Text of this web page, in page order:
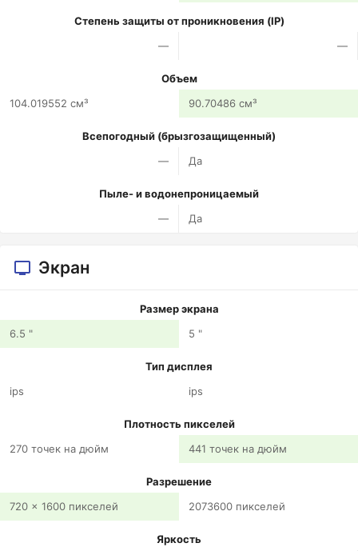
Степень защиты от проникновения (IP)
—
—
Объем
104.019552 см³
90.70486 см³
Всепогодный (брызгозащищенный)
—
Да
Пыле- и водонепроницаемый
—
Да
Экран
Размер экрана
6.5 "
5 "
Тип дисплея
ips
ips
Плотность пикселей
270 точек на дюйм
441 точек на дюйм
Разрешение
720 x 1600 пикселей
2073600 пикселей
Яркость